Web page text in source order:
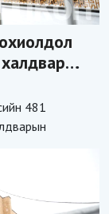
халдвар
481